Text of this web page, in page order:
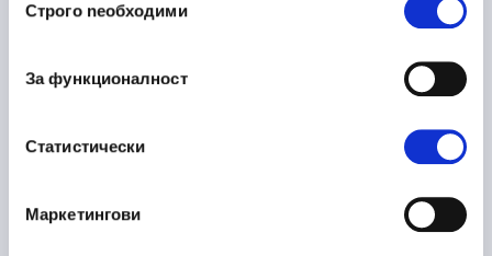
наСтрого nеобходими
За функционалност
Статистически
Маркетингови
Ръководител направление
16/06/2026
Производство